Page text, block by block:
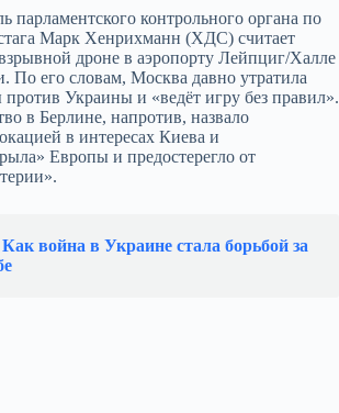
парламентского контрольного органа по
Марк Хенрихманн (ХДС) считает
дроне в аэропорту Лейпциг/Халле
По его словам, Москва давно утратила
против Украины и «ведёт игру без правил».
в Берлине, напротив, назвало
в интересах Киева и
Европы и предостерегло от
Как война в Украине стала борьбой за